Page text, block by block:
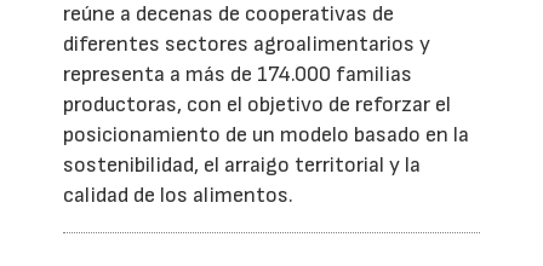
reúne a decenas de cooperativas de
diferentes sectores agroalimentarios y
representa a más de 174.000 familias
productoras, con el objetivo de reforzar el
posicionamiento de un modelo basado en la
sostenibilidad, el arraigo territorial y la
calidad de los alimentos.